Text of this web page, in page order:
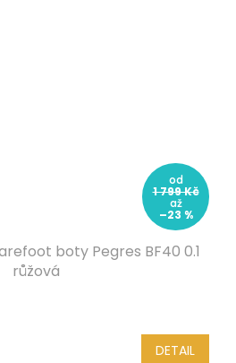
od
1 799 Kč
až
–23 %
boty Pegres BF40 0.1
růžová
DETAIL